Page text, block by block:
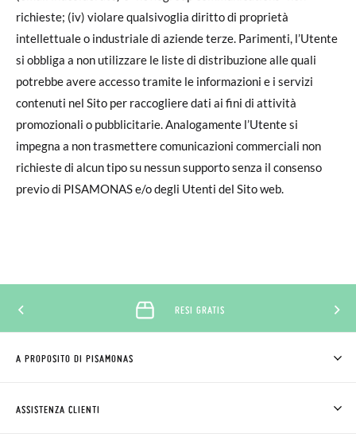
richieste; (iv) violare qualsivoglia diritto di proprietà
intellettuale o industriale di aziende terze. Parimenti, l’Utente
si obbliga a non utilizzare le liste di distribuzione alle quali
potrebbe avere accesso tramite le informazioni e i servizi
contenuti nel Sito per raccogliere dati ai fini di attività
promozionali o pubblicitarie. Analogamente l’Utente si
impegna a non trasmettere comunicazioni commerciali non
richieste di alcun tipo su nessun supporto senza il consenso
previo di PISAMONAS e/o degli Utenti del Sito web.
RESI GRATIS
A PROPOSITO DI PISAMONAS
ASSISTENZA CLIENTI